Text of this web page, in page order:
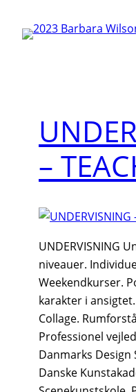
–
UNDERVISNING
niveauer.
Weekendkurser.
karakter i
Collage.
Professionel
Danmarks Design
Danske